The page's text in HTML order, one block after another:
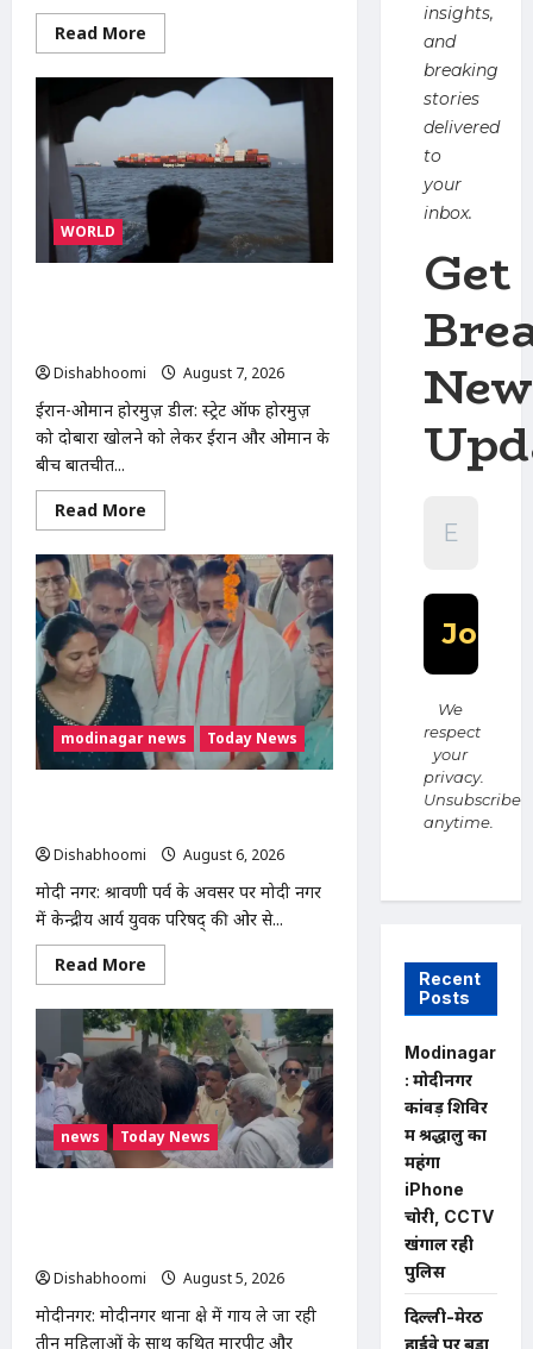
Read More
more
दिल्ली-
मेरठ
बड़ा
हादसा
टला:
बाइक
का
एलॉय
व्हील
निकलने
WORLD
Dishabhoomi
August 7, 2026
ईरान-ओमान होरमुज़ डील: स्ट्रेट ऑफ होरमुज़
को दोबारा खोलने को लेकर ईरान और ओमान के
बीच बातचीत...
Read More
more
ईरान-
ओमान
के
बीच
होरमुज़
डील
करीब,
अमेरिका
की
मंजूरी
का
इंतजार;
जानिए
तीनों
मांगें
modinagar news Today News
Dishabhoomi
August 6, 2026
मोदी नगर: श्रावणी पर्व के अवसर पर मोदी नगर
में केन्द्रीय आर्य युवक परिषद् की ओर से...
Read More
more
मोदी
नगर
में
आर्य
युवा
संस्कार
अभियान
का
शुभारंभ,
80
news Today News
Dishabhoomi
August 5, 2026
मोदीनगर: मोदीनगर थाना क्षेत्र में गाय ले जा रही
तीन महिलाओं के साथ कथित मारपीट और
insights,
and
breaking
stories
delivered
to
your
inbox.
Get
We
respect
your
privacy.
Unsubscribe
anytime.
Recent
Posts
Modinagar
: मोदीनगर
कांवड़ शिविर
में श्रद्धालु का
महंगा
iPhone
चोरी, CCTV
खंगाल रही
पुलिस
दिल्ली-मेरठ
हाईवे पर बड़ा